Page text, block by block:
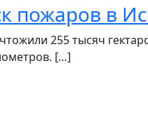
пожаров в
255 тысяч
[…]